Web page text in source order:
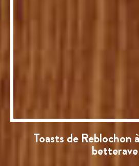
Toasts de Reblochon
betterave